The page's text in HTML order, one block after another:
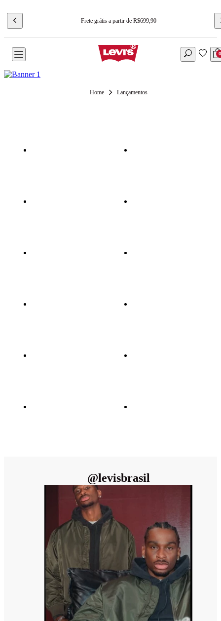
Frete grátis a partir de R$699,90
0
Lançamentos
@levisbrasil